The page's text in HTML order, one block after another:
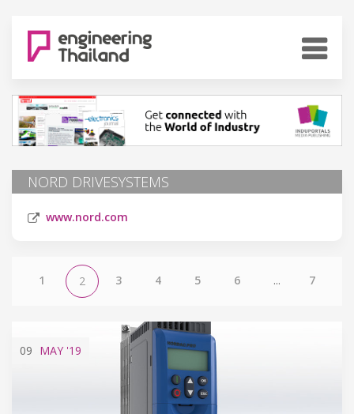
NORD DRIVESYSTEMS
www.nord.com
1 2 3 4 5 6 ... 7
09 MAY '19